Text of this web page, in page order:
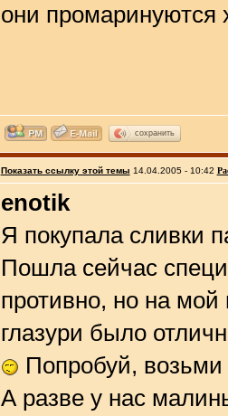
они промаринуются
сохранить
Показать ссылку этой темы 14.04.2005 - 10:42
enotik
Я покупала сливки
Пошла сейчас
противно, но на мой
глазури было
Попробуй, возьми
А разве у нас